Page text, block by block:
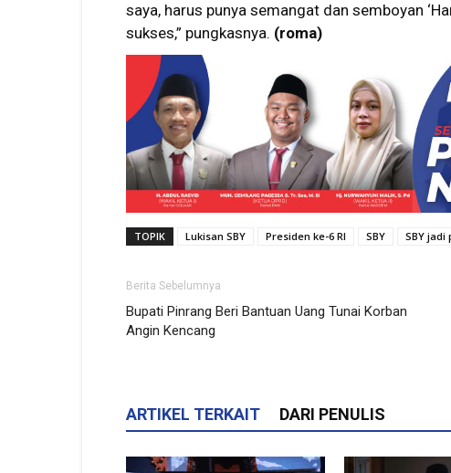
saya, harus punya semangat dan semboyan
sukses,” pungkasnya. (roma)
TOPIK Lukisan SBY Presiden ke-6 RI SBY SBY jadi
Berita Sebelumnya
Bupati Pinrang Beri Bantuan Uang Tunai Korban
Angin Kencang
ARTIKEL TERKAIT DARI PENULIS